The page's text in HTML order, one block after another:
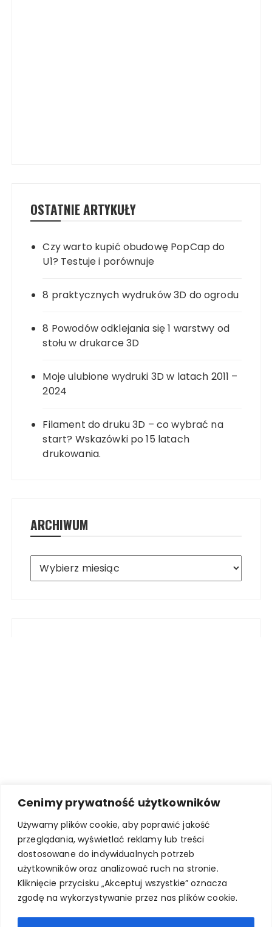
Cenimy prywatność użytkowników
Używamy plików cookie, aby poprawić jakość
przeglądania, wyświetlać reklamy lub treści
dostosowane do indywidualnych potrzeb
użytkowników oraz analizować ruch na stronie.
Kliknięcie przycisku „Akceptuj wszystkie” oznacza
zgodę na wykorzystywanie przez nas plików cookie.
OSTATNIE ARTYKUŁY
Czy warto kupić obudowę PopCap do
U1? Testuje i porównuje
8 praktycznych wydruków 3D do ogrodu
8 Powodów odklejania się 1 warstwy od
stołu w drukarce 3D
Moje ulubione wydruki 3D w latach 2011 –
2024
Filament do druku 3D – co wybrać na
start? Wskazówki po 15 latach
drukowania.
ARCHIWUM
Archiwum